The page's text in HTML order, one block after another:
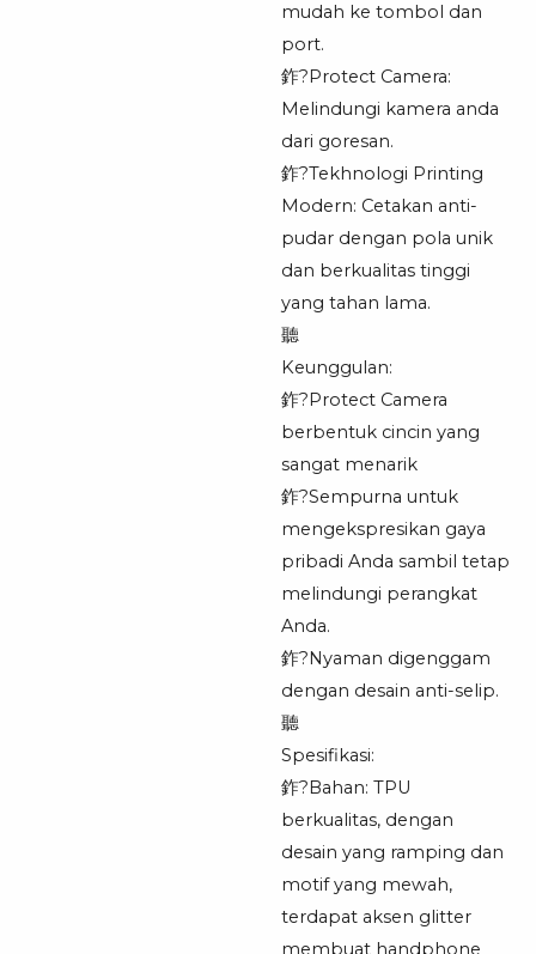
mudah ke tombol dan
port.
鈼?Protect Camera:
Melindungi kamera anda
dari goresan.
鈼?Tekhnologi Printing
Modern: Cetakan anti-
pudar dengan pola unik
dan berkualitas tinggi
yang tahan lama.
聽
Keunggulan:
鈼?Protect Camera
berbentuk cincin yang
sangat menarik
鈼?Sempurna untuk
mengekspresikan gaya
pribadi Anda sambil tetap
melindungi perangkat
Anda.
鈼?Nyaman digenggam
dengan desain anti-selip.
聽
Spesifikasi:
鈼?Bahan: TPU
berkualitas, dengan
desain yang ramping dan
motif yang mewah,
terdapat aksen glitter
membuat handphone